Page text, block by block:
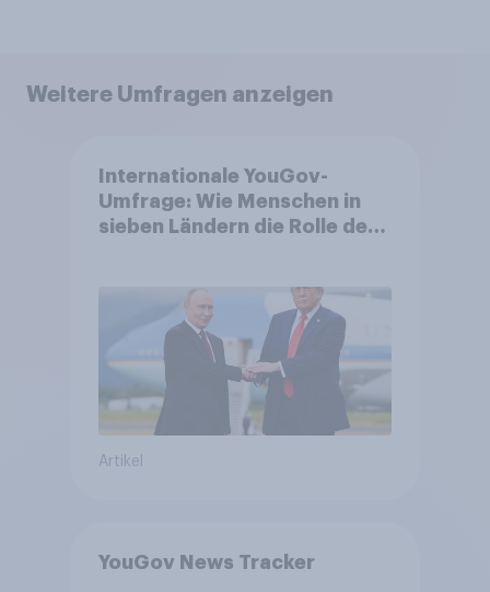
Weitere Umfragen anzeigen
Internationale YouGov-
Umfrage: Wie Menschen in
sieben Ländern die Rolle der
Bedrohungen und Bündnisse
bewerten
Artikel
YouGov News Tracker